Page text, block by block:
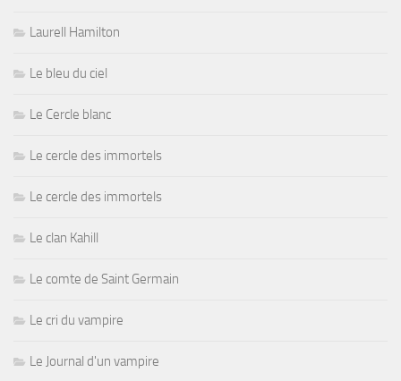
Laurell Hamilton
Le bleu du ciel
Le Cercle blanc
Le cercle des immortels
Le cercle des immortels
Le clan Kahill
Le comte de Saint Germain
Le cri du vampire
Le Journal d'un vampire